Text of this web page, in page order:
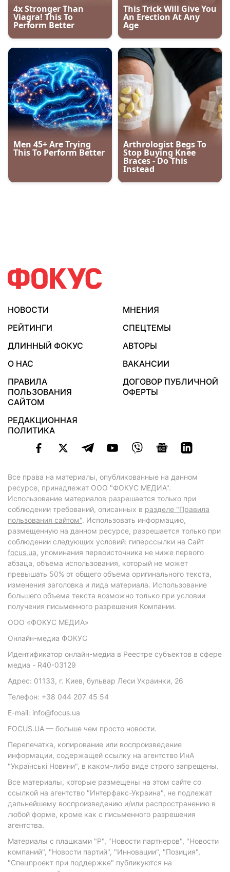
НОВОСТИ
МНЕНИЯ
РЕЙТИНГИ
СПЕЦТЕМЫ
ДЛИННЫЙ ФОКУС
АВТОРЫ
О НАС
ВАКАНСИИ
ПРАВИЛА
ПОЛЬЗОВАНИЯ
САЙТОМ
ДОГОВОР ПУБЛИЧНОЙ
ОФЕРТЫ
РЕДАКЦИОННАЯ
ПОЛИТИКА
Все права на материалы, опубликованные на данном
ресурсе, принадлежат ООО "ФОКУС МЕДИА".
Использование материалов разрешается только при
соблюдении требований, описанных в разделе "Правила
пользования сайтом". Использовать информацию,
размещенную на данном ресурсе, разрешается только при
соблюдении следующих условий: гиперссылки на Сайт
focus.ua, упоминания первоисточника не ниже первого
абзаца, объема использования, который не может
превышать 50% от общего объема оригинального текста,
изменения заголовка и лида материала. Использование
большего объема текста возможно только при условии
получения письменного разрешения Компании.
ООО «ФОКУС МЕДИА»
Онлайн-медиа ФОКУС
Идентификатор онлайн-медиа в Реестре субъектов в сфере
медиа - R40-03129
Адрес: 01133, г. Киев, бульвар Леси Украинки, 26
Телефон: +38 044 207 45 54
E-mail: info@focus.ua
FOCUS.UA — больше чем просто новости.
Перепечатка, копирование или воспроизведение
информации, содержащей ссылку на агентство ИнА
"Українські Новини", в каком-либо виде строго запрещены.
Все материалы, которые размещены на этом сайте со
ссылкой на агентство "Интерфакс-Украина", не подлежат
дальнейшему воспроизведению и/или распространению в
любой форме, кроме как с письменного разрешения
агентства.
Материалы с плашками "Р", "Новости партнеров", "Новости
компаний", "Новости партий", "Инновации", "Позиция",
"Спецпроект при поддержке" публикуются на